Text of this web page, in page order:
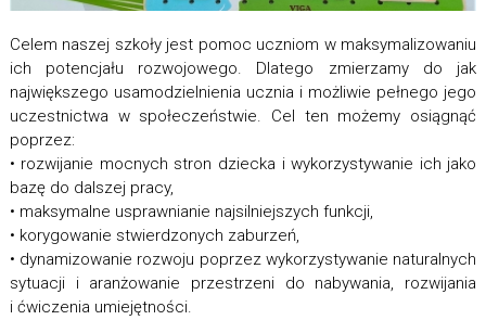
Celem naszej szkoły jest pomoc uczniom w maksymalizowaniu
ich potencjału rozwojowego. Dlatego zmierzamy do jak
największego usamodzielnienia ucznia i możliwie pełnego jego
uczestnictwa w społeczeństwie. Cel ten możemy osiągnąć
poprzez:
• rozwijanie mocnych stron dziecka i wykorzystywanie ich jako
bazę do dalszej pracy,
• maksymalne usprawnianie najsilniejszych funkcji,
• korygowanie stwierdzonych zaburzeń,
• dynamizowanie rozwoju poprzez wykorzystywanie naturalnych
sytuacji i aranżowanie przestrzeni do nabywania, rozwijania
i ćwiczenia umiejętności.